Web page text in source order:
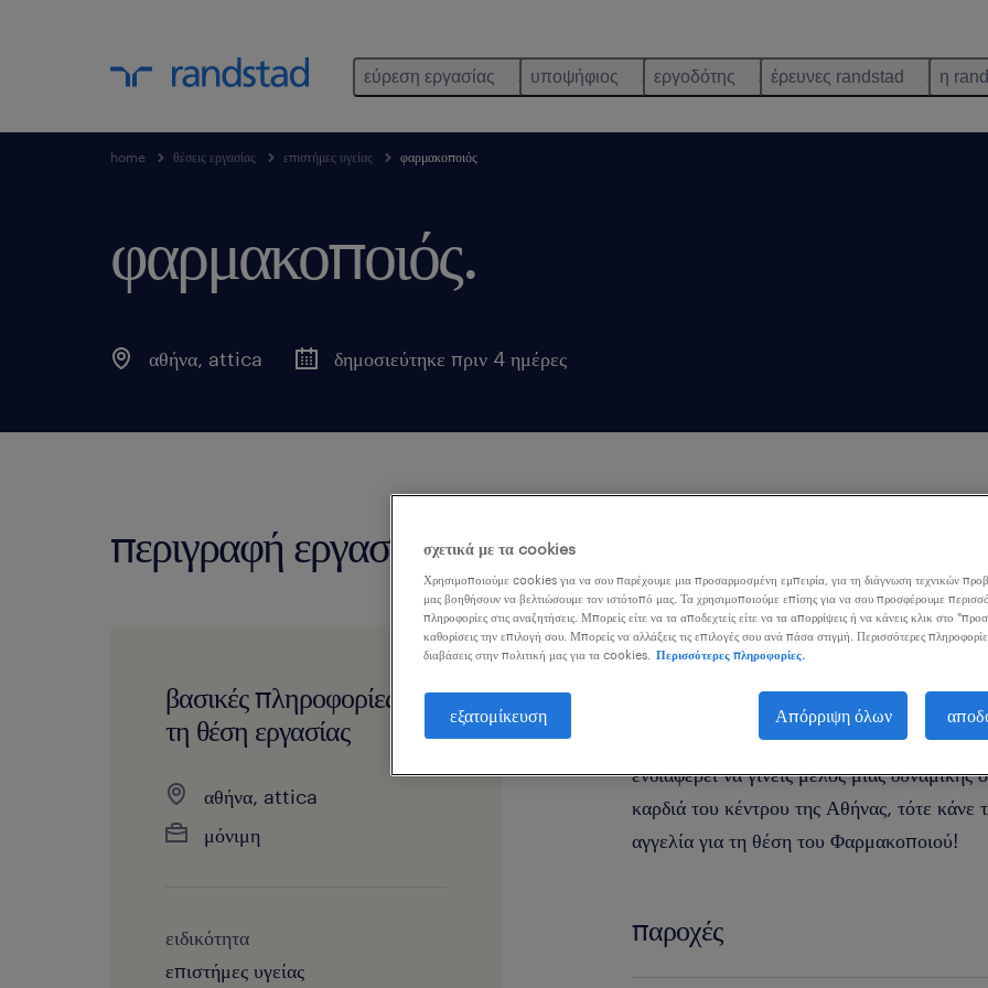
εύρεση εργασίας υποψήφιος εργοδότης έρευνες randstad η
home θέσεις εργασίας επιστήμες υγείας φαρμακοποιός
φαρμακοποιός.
αθήνα, attica δημοσιεύτηκε πριν 4 ημέρες
περιγραφή εργασίας
βασικές πληροφορίες για
τη θέση εργασίας
αθήνα, attica
μόνιμη
ειδικότητα
επιστήμες υγείας
Είσαι πτυχιούχος Φαρμακοποιός και θες
Αναζητούμε Φαρμακοποιό για 5ήμερη,
ενδιαφέρει να γίνεις μέλος μιας
καρδιά του κέντρου της Αθήνας, τότε
αγγελία για τη θέση του Φαρμακοποιού!
παροχές
σχετικά με τα cookies
Χρησιμοποιούμε cookies για να σου παρέχουμε μια προσαρμοσμένη εμπειρία, για τη διάγνωση τεχνικών
μας βοηθήσουν να βελτιώσουμε τον ιστότοπό μας. Τα χρησιμοποιούμε επίσης για να σου προσφέρουμε
πληροφορίες στις αναζητήσεις. Μπορείς είτε να τα αποδεχτείς είτε να τα απορρίψεις ή να κάνεις κλικ στο
καθορίσεις την επιλογή σου. Μπορείς να αλλάξεις τις επιλογές σου ανά πάσα στιγμή. Περισσότερες
διαβάσεις στην πολιτική μας για τα cookies.
Περισσότερες πληροφορίες.
εξατομίκευση Απόρριψη όλων